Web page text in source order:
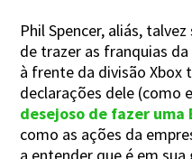
Phil Spencer, aliás,
de trazer as franquias
à frente da divisão Xbox
declarações dele (como
desejoso de fazer uma
como as ações da
a entender que é em